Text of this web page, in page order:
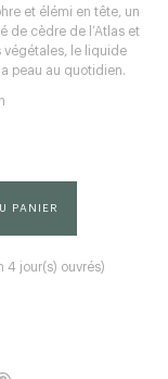
et élémi en tête, un
de cèdre de l’Atlas et
végétales, le liquide
peau au quotidien.
PANIER
4 jour(s) ouvrés)